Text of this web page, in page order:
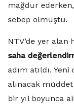
mağdur
sebep olmuştu.
NTV’de yer alan
saha
adım atıldı.
alınacak müddet
bir yıl boyunca